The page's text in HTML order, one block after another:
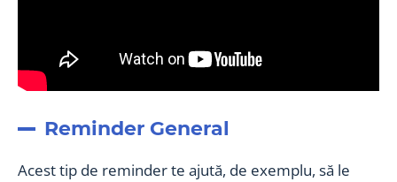
Reminder General
Acest tip de reminder te ajută, de exemplu, să le